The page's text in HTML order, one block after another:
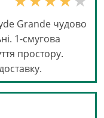
Grande чудово
1-смугова
простору.